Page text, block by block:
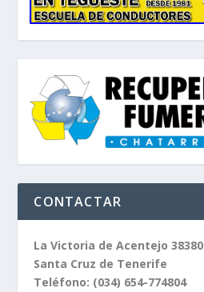
CONTACTAR
La Victoria de Acentejo 38380
Santa Cruz de Tenerife
Teléfono: (034) 654-774804